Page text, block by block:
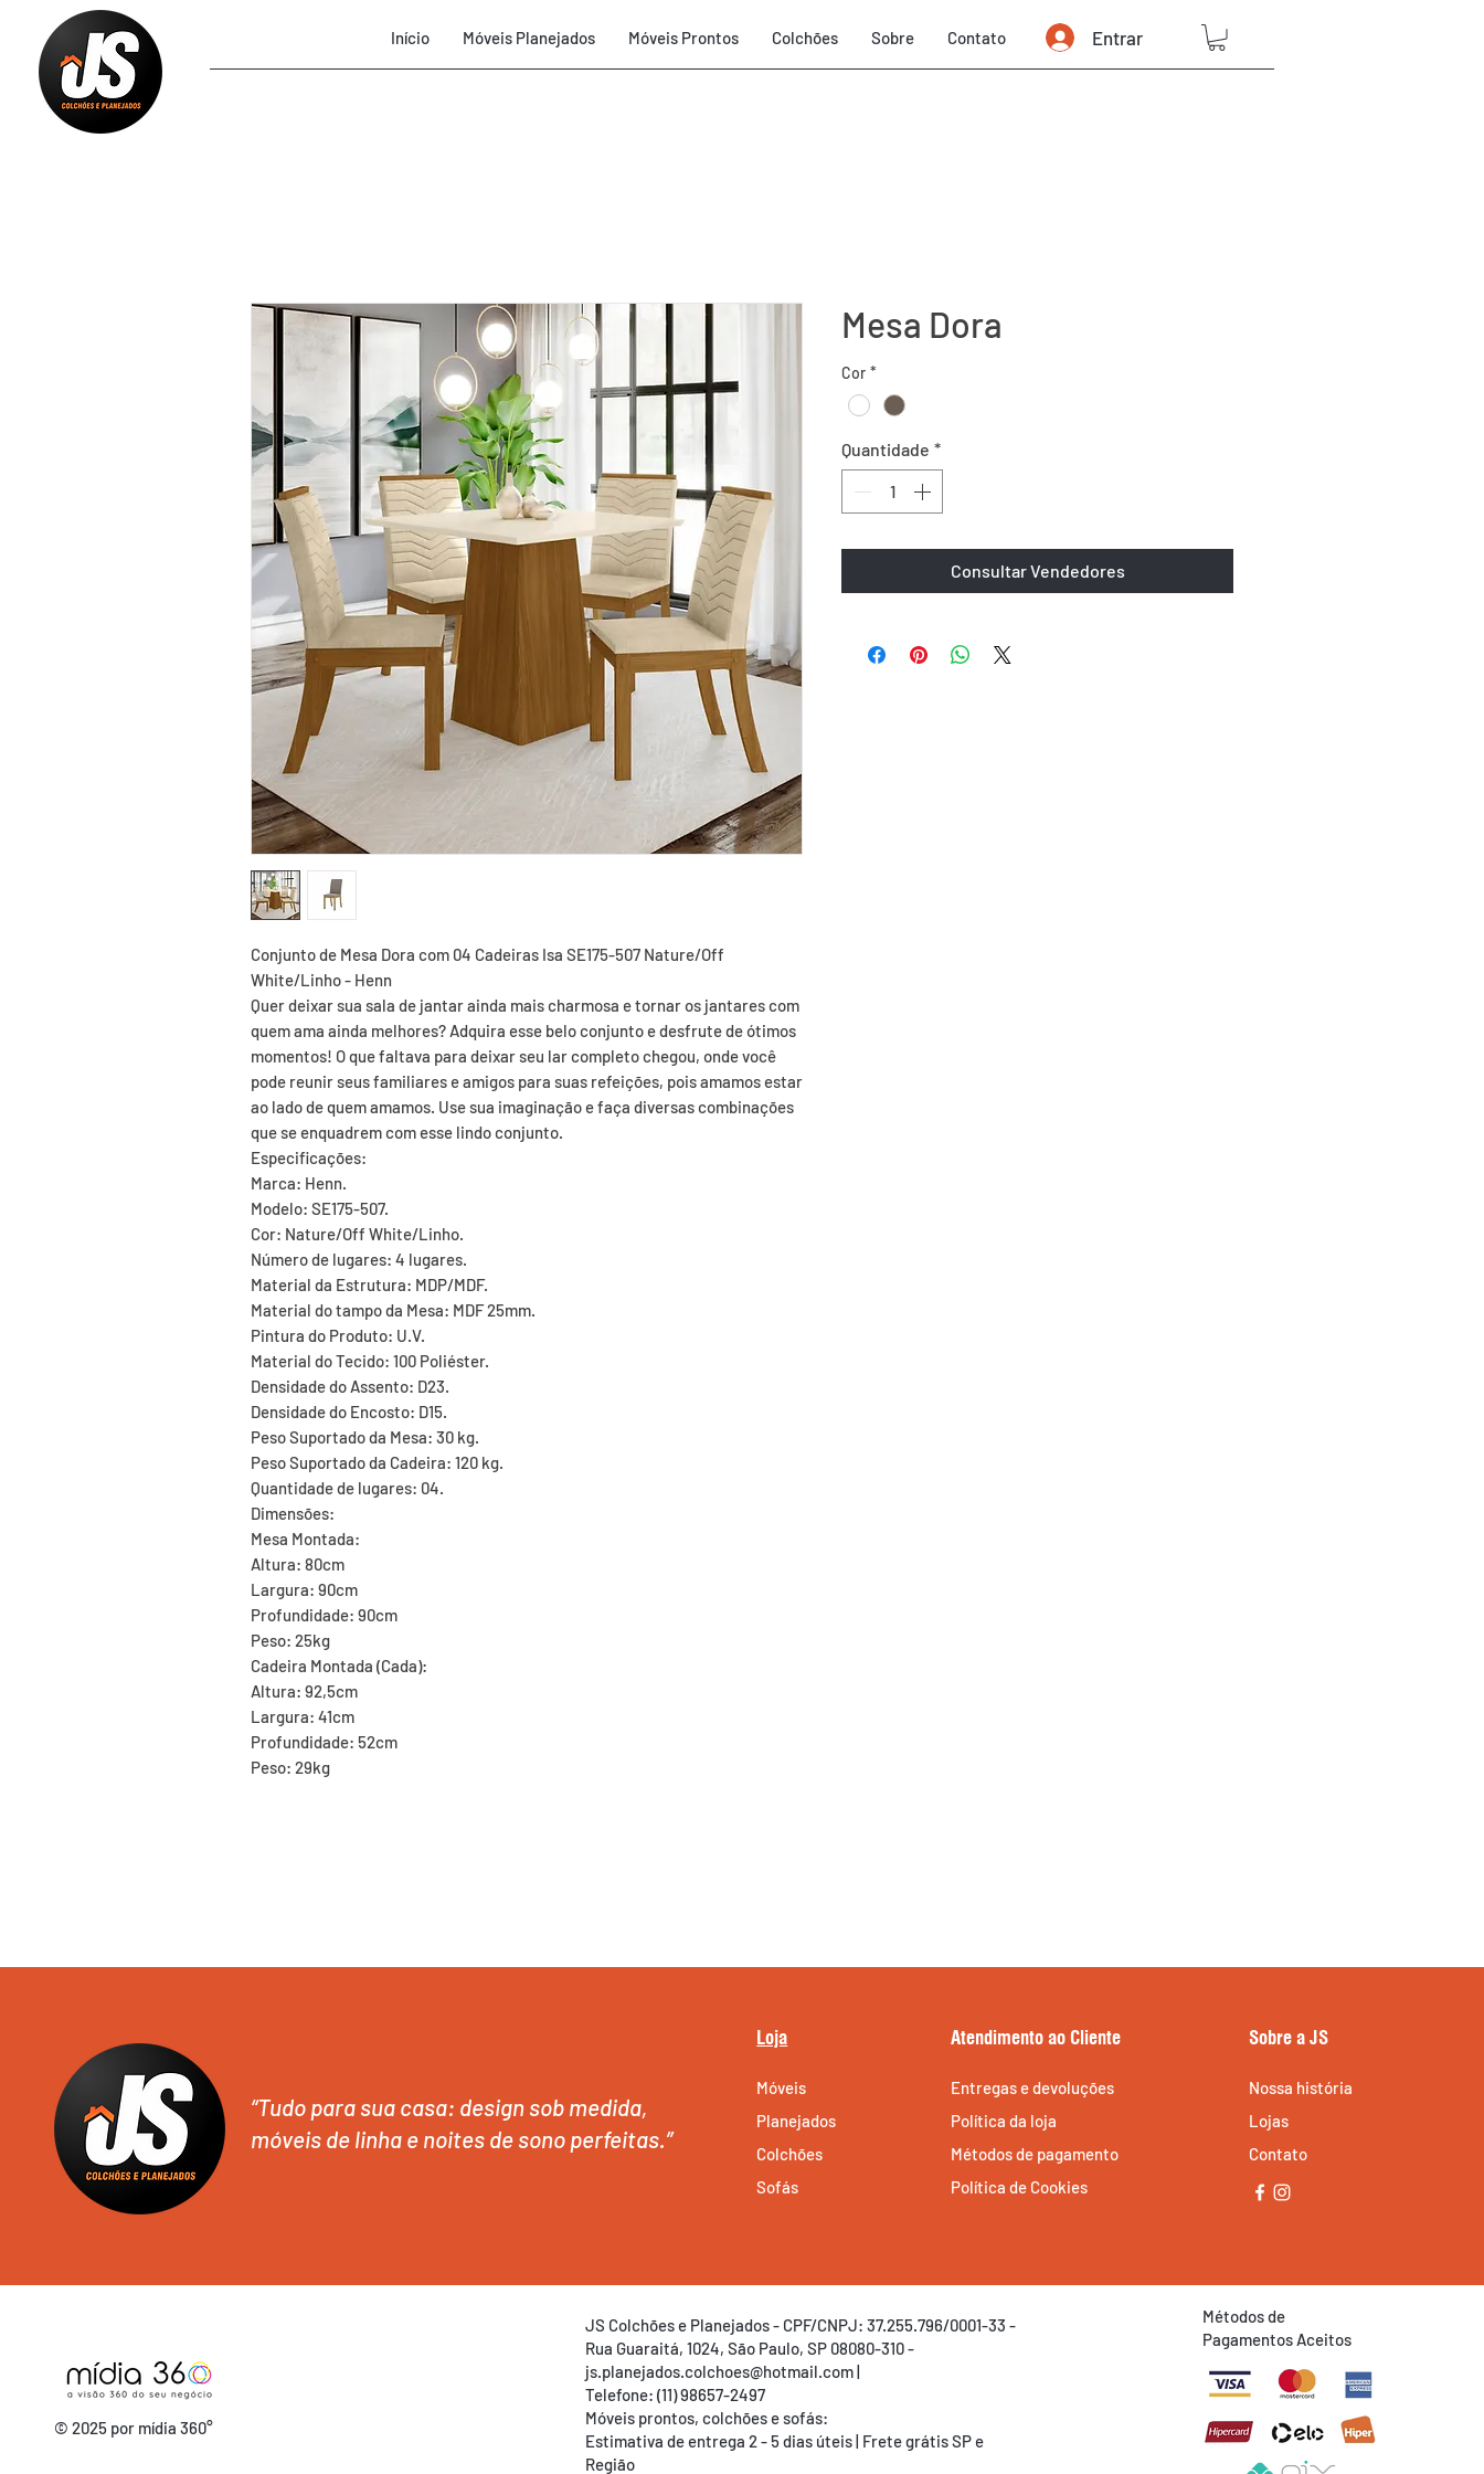
Início Móveis Planejados Móveis Prontos Colchões Sobre Contato Entrar
Conjunto de Mesa Dora com 04 Cadeiras Isa SE175-507 Nature/Off
White/Linho - Henn
Quer deixar sua sala de jantar ainda mais charmosa e tornar os jantares com
quem ama ainda melhores? Adquira esse belo conjunto e desfrute de ótimos
momentos! O que faltava para deixar seu lar completo chegou, onde você
pode reunir seus familiares e amigos para suas refeições, pois amamos estar
ao lado de quem amamos. Use sua imaginação e faça diversas combinações
que se enquadrem com esse lindo conjunto.
Especificações:
Marca: Henn.
Modelo: SE175-507.
Cor: Nature/Off White/Linho.
Número de lugares: 4 lugares.
Material da Estrutura: MDP/MDF.
Material do tampo da Mesa: MDF 25mm.
Pintura do Produto: U.V.
Material do Tecido: 100 Poliéster.
Densidade do Assento: D23.
Densidade do Encosto: D15.
Peso Suportado da Mesa: 30 kg.
Peso Suportado da Cadeira: 120 kg.
Quantidade de lugares: 04.
Dimensões:
Mesa Montada:
Altura: 80cm
Largura: 90cm
Profundidade: 90cm
Peso: 25kg
Cadeira Montada (Cada):
Altura: 92,5cm
Largura: 41cm
Profundidade: 52cm
Peso: 29kg
Mesa Dora
Cor *
Quantidade *
Consultar Vendedores
“Tudo para sua casa: design sob medida,
móveis de linha e noites de sono perfeitas.”
Loja
Móveis
Planejados
Colchões
Sofás
Atendimento ao Cliente
Entregas e devoluções
Política da loja
Métodos de pagamento
Política de Cookies
Sobre a JS
Nossa história
Lojas
Contato
© 2025 por mídia 360°
JS Colchões e Planejados - CPF/CNPJ: 37.255.796/0001-33 -
Rua Guaraitá, 1024, São Paulo, SP 08080-310 -
js.planejados.colchoes@hotmail.com|
Telefone: (11) 98657-2497
Móveis prontos, colchões e sofás:
Estimativa de entrega 2 - 5 dias úteis | Frete grátis SP e
Região
Métodos de
Pagamentos Aceitos